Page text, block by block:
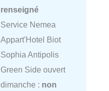
renseigné
Service Nemea
Appart'Hotel Biot
Sophia Antipolis
Green Side ouvert
dimanche : non